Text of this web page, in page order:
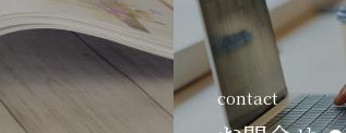
contact